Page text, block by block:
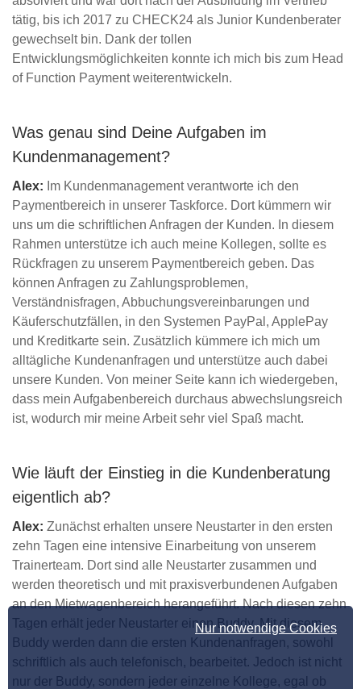
Nur notwendige Cookies
tätig, bis ich 2017 zu CHECK24 als Junior Kundenberater
gewechselt bin. Dank der tollen
Entwicklungsmöglichkeiten konnte ich mich bis zum Head
of Function Payment weiterentwickeln.
Was genau sind Deine Aufgaben im
Kundenmanagement?
Alex: Im Kundenmanagement verantworte ich den
Paymentbereich in unserer Taskforce. Dort kümmern wir
uns um die schriftlichen Anfragen der Kunden. In diesem
Rahmen unterstütze ich auch meine Kollegen, sollte es
Rückfragen zu unserem Paymentbereich geben. Das
können Anfragen zu Zahlungsproblemen,
Verständnisfragen, Abbuchungsvereinbarungen und
Käuferschutzfällen, in den Systemen PayPal, ApplePay
und Kreditkarte sein. Zusätzlich kümmere ich mich um
alltägliche Kundenanfragen und unterstütze auch dabei
unsere Kunden. Von meiner Seite kann ich wiedergeben,
dass mein Aufgabenbereich durchaus abwechslungsreich
ist, wodurch mir meine Arbeit sehr viel Spaß macht.
Wie läuft der Einstieg in die Kundenberatung
eigentlich ab?
Alex: Zunächst erhalten unsere Neustarter in den ersten
zehn Tagen eine intensive Einarbeitung von unserem
Trainerteam. Dort sind alle Neustarter zusammen und
werden theoretisch und mit praxisverbundenen Aufgaben
an den Mietwagenbereich herangeführt. Nach diesen zehn
Tagen erhält jeder Neustarter einen Buddy. Mit diesem
Buddy werden dann die ersten Kundenanfragen, sowohl
schriftlich als auch telefonisch, bearbeitet. Jedoch ist nicht
nur der Buddy, sondern jeder einzelne Kollege, egal ob